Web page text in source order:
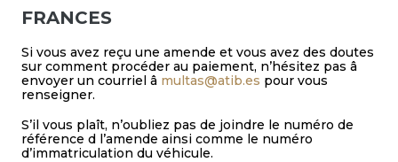
FRANCES
Si vous avez reçu une amende et vous avez des doutes
sur comment procéder au paiement, n’hésitez pas â
envoyer un courriel â multas@atib.es pour vous
renseigner.
S’il vous plaît, n’oubliez pas de joindre le numéro de
référence d l’amende ainsi comme le numéro
d’immatriculation du véhicule.